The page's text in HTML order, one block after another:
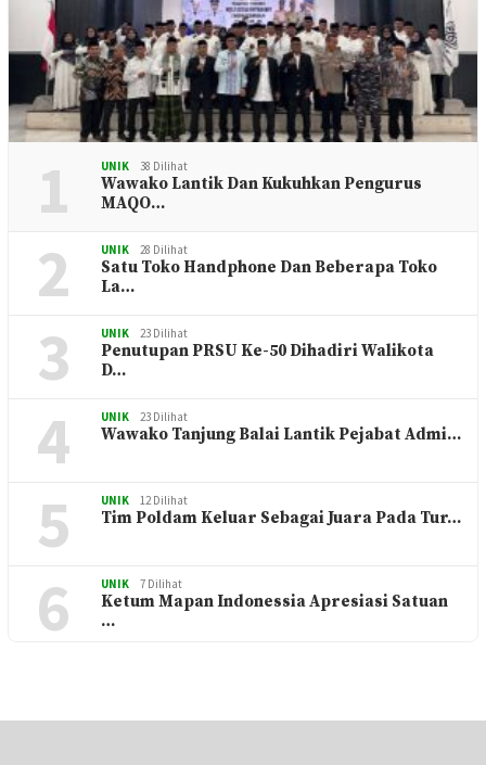
1 UNIK 38 Dilihat
Wawako Lantik Dan Kukuhkan Pengurus
MAQO…
2 UNIK 28 Dilihat
Satu Toko Handphone Dan Beberapa Toko
La…
3 UNIK 23 Dilihat
Penutupan PRSU Ke-50 Dihadiri Walikota
D…
4 UNIK 23 Dilihat
Wawako Tanjung Balai Lantik Pejabat Admi…
5 UNIK 12 Dilihat
Tim Poldam Keluar Sebagai Juara Pada Tur…
6 UNIK 7 Dilihat
Ketum Mapan Indonessia Apresiasi Satuan
…